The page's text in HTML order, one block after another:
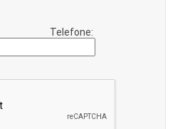
Telefone: